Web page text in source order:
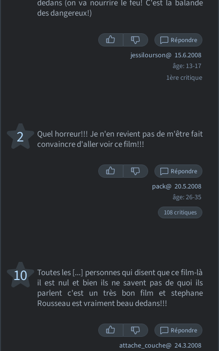
dedans (on va nourrire le feu! C'est la balande
des dangereux!)
Répondre
jessilourson@ 15.6.2008
âge: 13-17
1ère critique
Quel horreur!!! Je n'en revient pas de m'être fait
convaincre d'aller voir ce film!!!
2
Répondre
pack@ 20.5.2008
âge: 26-35
108 critiques
Toutes les [...] personnes qui disent que ce film-là
il est nul et bien ils ne savent pas de quoi ils
parlent c'est un très bon film et stephane
Rousseau est vraiment beau dedans!!!
10
Répondre
attache_couche@ 24.3.2008